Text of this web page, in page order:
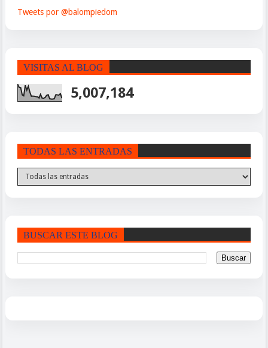
Tweets por @balompiedom
VISITAS AL BLOG
5,007,184
TODAS LAS ENTRADAS
BUSCAR ESTE BLOG